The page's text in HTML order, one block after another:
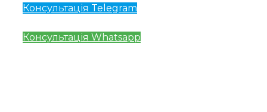
Консультація Telegram
Консультація Whatsapp